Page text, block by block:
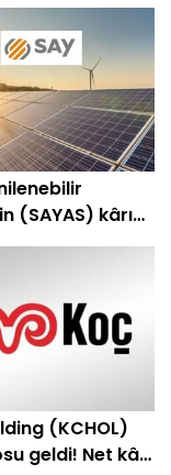
(SAYAS) kârı
arttı!
(KCHOL)
geldi! Net kâr